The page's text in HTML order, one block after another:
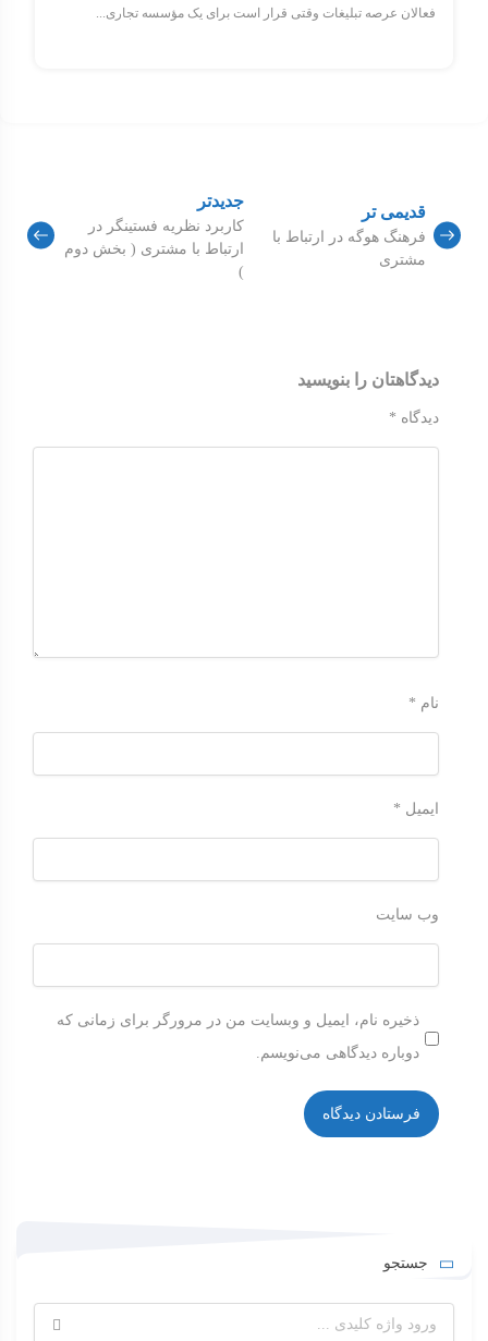
فعالان عرصه تبلیغات وقتی قرار است برای یک مؤسسه تجاری...
قدیمی تر
فرهنگ هوگه در ارتباط با
مشتری
جدیدتر
کاربرد نظریه فستینگر در
ارتباط با مشتری ( بخش دوم
)
دیدگاهتان را بنویسید
دیدگاه *
نام *
ایمیل *
وب‌ سایت
ذخیره نام، ایمیل و وبسایت من در مرورگر برای زمانی که
دوباره دیدگاهی می‌نویسم.
جستجو